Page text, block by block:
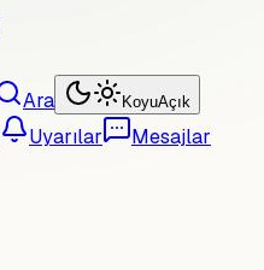
Ara KoyuAçık
Uyarılar
Mesajlar